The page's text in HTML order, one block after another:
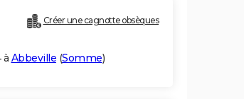
Créer une cagnotte obsèques
à Abbeville (Somme)